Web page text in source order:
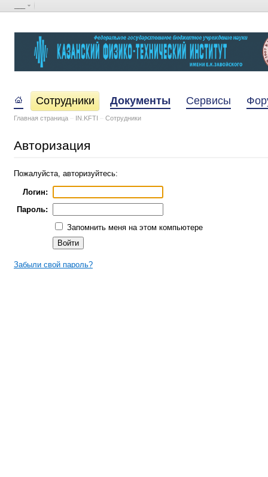
Сотрудники Документы Сервисы
Главная страница IN.KFTI Сотрудники
Авторизация
Пожалуйста, авторизуйтесь:
Логин:
Пароль:
Запомнить меня на этом компьютере
Забыли свой пароль?